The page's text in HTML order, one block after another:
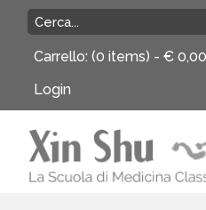
Carrello: (0 items) - € 0,00
Login